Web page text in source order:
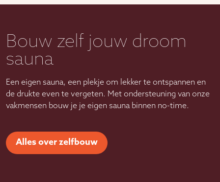
Bouw zelf jouw droom
sauna
Een eigen sauna, een plekje om lekker te ontspannen en
de drukte even te vergeten. Met ondersteuning van onze
vakmensen bouw je je eigen sauna binnen no-time.
Alles over zelfbouw